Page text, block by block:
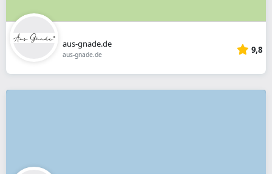
aus-gnade.de
aus-gnade.de 9,8